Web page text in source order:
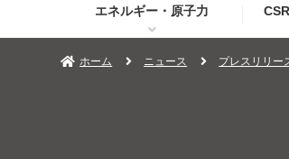
エネルギー・原子力
TOPページへ
TOPページへ
ホーム ニュース プレスリリー